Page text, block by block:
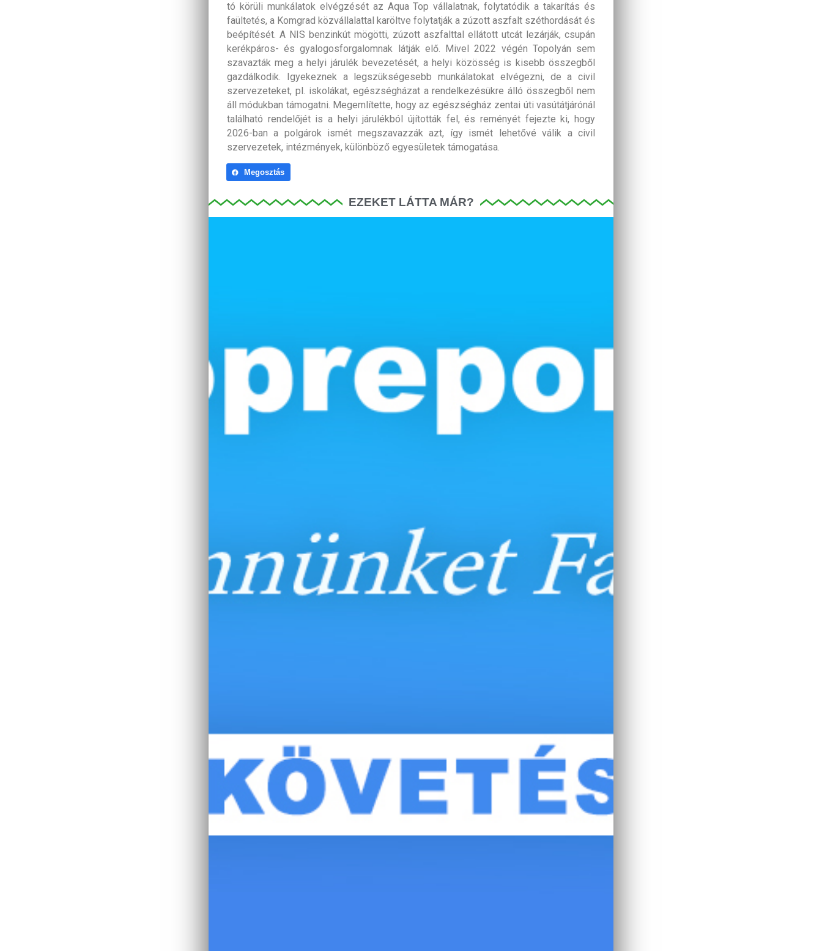
tó körüli munkálatok elvégzését az Aqua Top vállalatnak, folytatódik a takarítás és
faültetés, a Komgrad közvállalattal karöltve folytatják a zúzott aszfalt széthordását és
beépítését. A NIS benzinkút mögötti, zúzott aszfalttal ellátott utcát lezárják, csupán
kerékpáros- és gyalogosforgalomnak látják elő. Mivel 2022 végén Topolyán sem
szavazták meg a helyi járulék bevezetését, a helyi közösség is kisebb összegből
gazdálkodik. Igyekeznek a legszükségesebb munkálatokat elvégezni, de a civil
szervezeteket, pl. iskolákat, egészségházat a rendelkezésükre álló összegből nem
áll módukban támogatni. Megemlítette, hogy az egészségház zentai úti vasútátjárónál
található rendelőjét is a helyi járulékból újították fel, és reményét fejezte ki, hogy
2026-ban a polgárok ismét megszavazzák azt, így ismét lehetővé válik a civil
szervezetek, intézmények, különböző egyesületek támogatása.
Megosztás
EZEKET LÁTTA MÁR?